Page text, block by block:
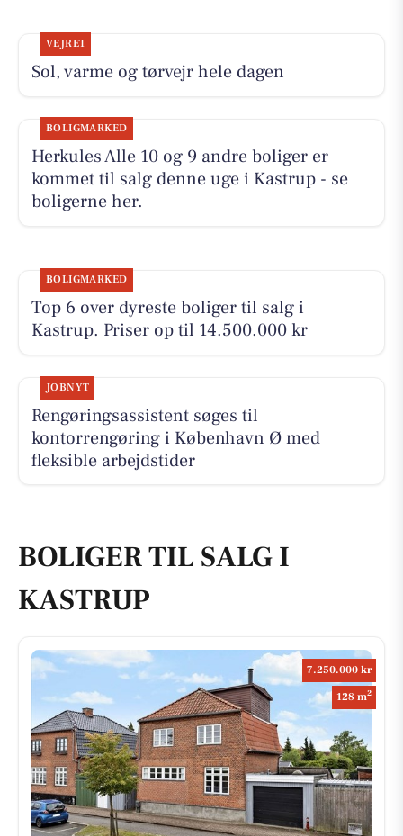
VEJRET
Sol, varme og tørvejr hele dagen
BOLIGMARKED
Herkules Alle 10 og 9 andre boliger er
kommet til salg denne uge i Kastrup - se
boligerne her.
BOLIGMARKED
Top 6 over dyreste boliger til salg i
Kastrup. Priser op til 14.500.000 kr
JOBNYT
Rengøringsassistent søges til
kontorrengøring i København Ø med
fleksible arbejdstider
BOLIGER TIL SALG I
KASTRUP
7.250.000 kr
128 m2